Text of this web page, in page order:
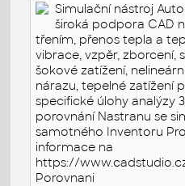
Simulační nástroj
široká podpora CAD
třením, přenos tepla a
vibrace, vzpěr, zborcení,
šokové zatížení,
nárazu, tepelné zatížení
specifické úlohy analýzy
porovnání Nastranu se
samotného Inventoru
informace na
https://
Porovnani